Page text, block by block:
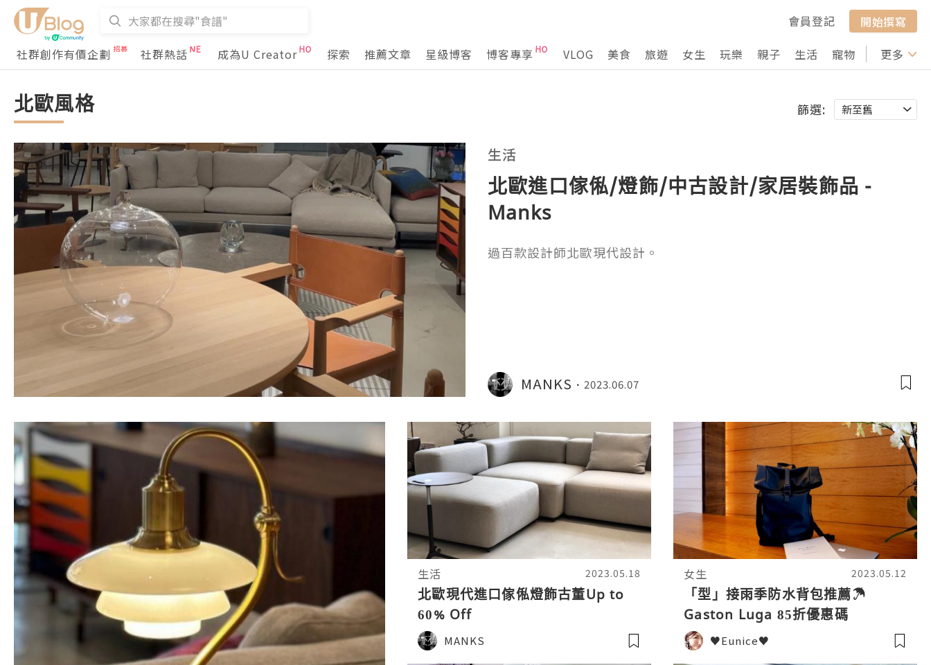
會員登記
開始撰寫
社群創作有價企劃
社群熱話 成為U Creator 探索 推薦文章 星級博客 博客專享 VLOG 美食 旅遊 女生 玩樂 親子 生活 寵物 行山 打卡
更多
北歐風格 篩選:
生活
北歐進口傢俬/燈飾/中古設計/家居裝飾品 -
Manks
過百款設計師北歐現代設計。
MANKS 2023.06.07
生活 2023.05.18
北歐現代進口傢俬燈飾古董Up to
60% Off
MANKS
女生 2023.05.12
「型」接雨季防水背包推薦☂
Gaston Luga 85折優惠碼
♥Eunice♥